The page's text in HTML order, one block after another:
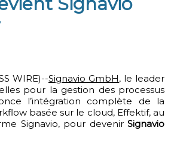
WIRE)--Signavio GmbH, le leader
pour la gestion des processus
l’intégration complète de la
basée sur le cloud, Effektif, au
Signavio, pour devenir Signavio